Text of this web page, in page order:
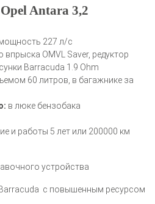
Antara 3,2
227 л/с
впрыска OMVL Saver, редуктор
Barracuda 1.9 Ohm
60 литров, в багажнике за
в люке бензобака
и работы 5 лет или 200000 км
устройства
c повышенным ресурсом